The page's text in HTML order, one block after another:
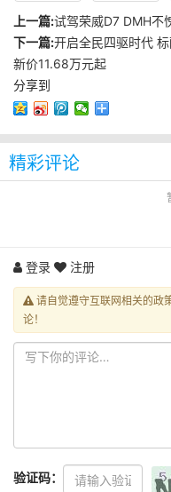
上一篇:试驾荣威D7 DMH不
下一篇:开启全民四驱时代
新价11.68万元起
分享到
精彩评论
登录 注册
请自觉遵守互联网相关的政
论！
验证码：